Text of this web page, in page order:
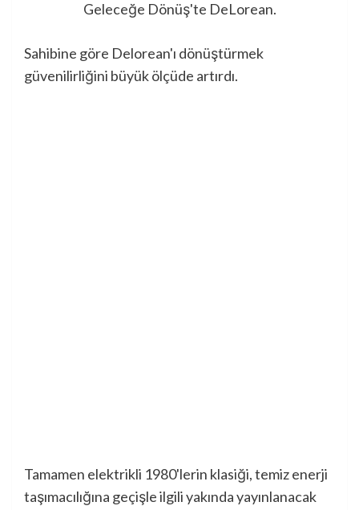
Geleceğe Dönüş'te DeLorean.
Sahibine göre Delorean'ı dönüştürmek
güvenilirliğini büyük ölçüde artırdı.
Tamamen elektrikli 1980'lerin klasiği, temiz enerji
taşımacılığına geçişle ilgili yakında yayınlanacak